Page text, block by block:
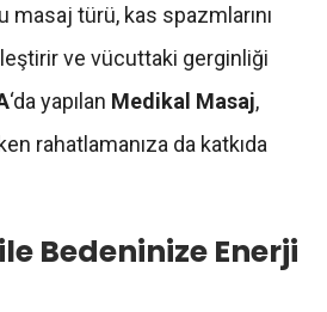
masaj türü, kas spazmlarını
ve vücuttaki gerginliği
‘da yapılan Medikal Masaj,
rahatlamanıza da katkıda
Bedeninize Enerji